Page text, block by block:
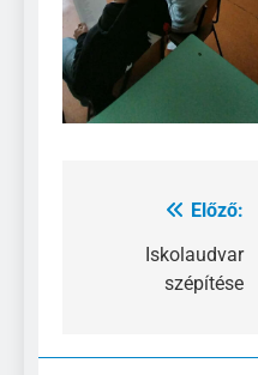
Bejegyzés
navigáció
Előző:
Iskolaudvar
szépítése